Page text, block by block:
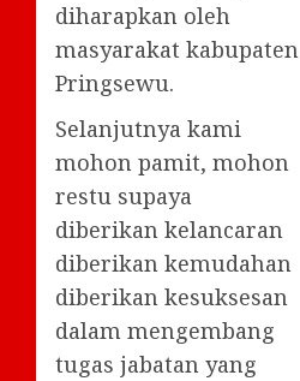
diharapkan oleh
masyarakat kabupaten
Pringsewu.
Selanjutnya kami
mohon pamit, mohon
restu supaya
diberikan kelancaran
diberikan kemudahan
diberikan kesuksesan
dalam mengembang
tugas jabatan yang